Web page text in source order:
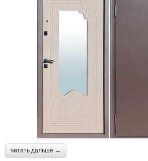
читать дальше →